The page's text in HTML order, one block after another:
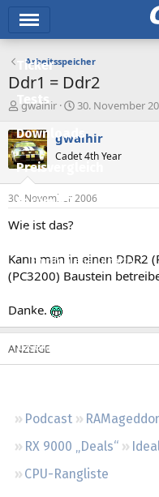
Ticker
Tests
Downloads
Preisvergleich
Forum
Aktuelles
Empfohlene Inhalte
Neueste Aktivitäten
Leserartikel
Podcast
RX 9000 „Deals“
CPU-Rangliste
Arbeitsspeicher
Ddr1 = Ddr2
E
s
t
e
e
r
gwaihir
E
s
e
l
t
30. November
gwaihir
Cadet 4th Year
30. November 2006
Wie ist das?
Kann man in einen DDR2
(PC3200) Baustein
Danke.